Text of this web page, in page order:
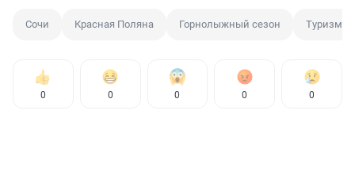
Сочи Красная Поляна Горнолыжный сезон Туризм
0 0 0 0 0